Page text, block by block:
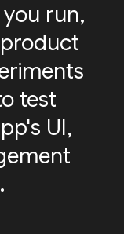
run,
test
UI,